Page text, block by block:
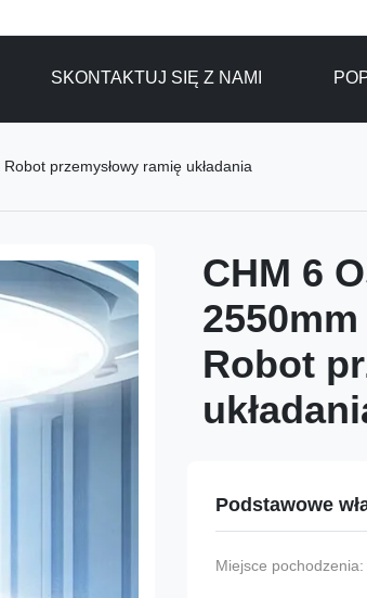
SKONTAKTUJ SIĘ Z NAMI
przemysłowy ramię układania
CHM 6
Robot
Podstawowe
Miejsce pochodzenia: